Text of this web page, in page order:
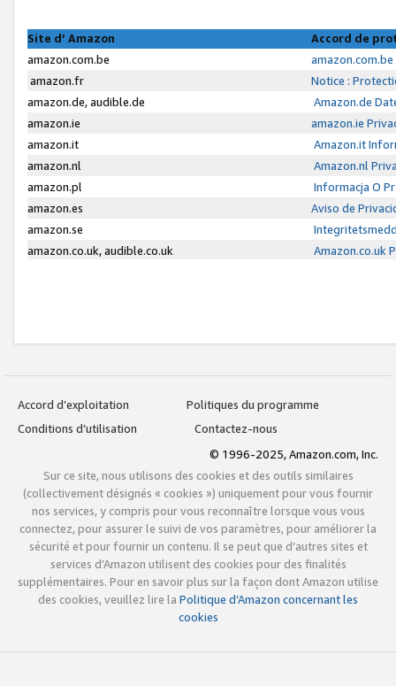
Site d’ Amazon
Accord de
amazon.com.be
amazon.fr
Notice :
amazon.de, audible.de
Amazon.de
amazon.ie
amazon.ie
amazon.it
Amazon.it
amazon.nl
Amazon.nl
amazon.pl
Informacja O
amazon.es
Aviso de
amazon.se
amazon.co.uk, audible.co.uk
Amazon.co.uk
Accord d’exploitation
Politiques du programme
Conditions d’utilisation
Contactez-nous
© 1996-2025, Amazon.com, Inc.
Sur ce site, nous utilisons des cookies et des outils similaires
(collectivement désignés « cookies ») uniquement pour vous fournir
nos services, y compris pour vous reconnaître lorsque vous vous
connectez, pour assurer le suivi de vos paramètres, pour améliorer la
sécurité et pour fournir un contenu. Il se peut que d’autres sites et
services d’Amazon utilisent des cookies pour des finalités
supplémentaires. Pour en savoir plus sur la façon dont Amazon utilise
des cookies, veuillez lire la Politique d’Amazon concernant les
cookies